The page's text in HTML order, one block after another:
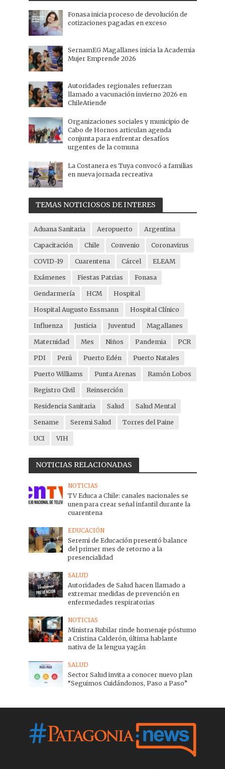
Fonasa inicia proceso de devolución de
cotizaciones pagadas en exceso
SernamEG Magallanes inicia la Academia
Mujer Emprende 2026
Autoridades regionales refuerzan
llamado a vacunación invierno 2026 en
ChileAtiende
Organizaciones sociales y municipio de
Cabo de Hornos articulan agenda
conjunta para enfrentar desafíos
urgentes de la comuna
La Costanera es Tuya convocó a familias
en nueva jornada recreativa
TEMAS NOTICIOSOS DE INTERES
Aduana Sanitaria Aeropuerto Argentina
Capacitación Chile Convenio Coronavirus
COVID-19 Cuarentena Cárcel ELEAM
Exámenes Fiestas Patrias Fonasa
Gendarmería HCM Hospital
Hospital Augusto Essmann Hospital Clínico
Influenza Justicia Juventud Magallanes
Maternidad Mes Niños Pandemia PCR
PDI Perú Puerto Edén Puerto Natales
Puerto Williams Punta Arenas Ramón Lobos
Registro Civil Reinserción
Residencia Sanitaria Salud Salud Mental
Sename Seremi Salud Torres del Paine
UCI VIH
NOTICIAS RELACIONADAS
NOTICIAS
TV Educa a Chile: canales nacionales se
unen para crear señal infantil durante la
cuarentena
EDUCACIÓN
Seremi de Educación presentó balance
del primer mes de retorno a la
presencialidad
SALUD
Autoridades de Salud hacen llamado a
extremar medidas de prevención en
enfermedades respiratorias
NOTICIAS
Ministra Rubilar rinde homenaje póstumo
a Cristina Calderón, última hablante
nativa de la lengua yagán
SALUD
Sector Salud invita a conocer nuevo plan
“Seguimos Cuidándonos, Paso a Paso”